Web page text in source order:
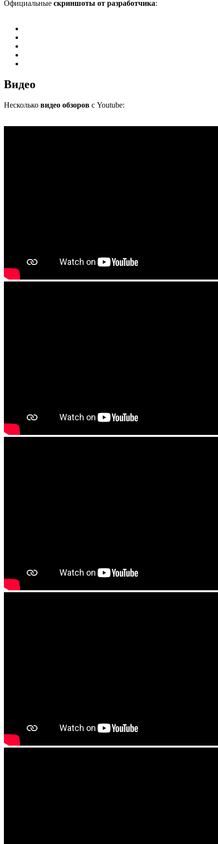
Официальные скриншоты от разработчика:
Видео
Несколько видео обзоров с Youtube: